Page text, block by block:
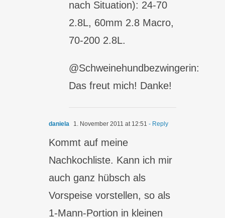
nach Situation): 24-70
2.8L, 60mm 2.8 Macro,
70-200 2.8L.
@Schweinehundbezwingerin:
Das freut mich! Danke!
daniela 1. November 2011 at 12:51 - Reply
Kommt auf meine
Nachkochliste. Kann ich mir
auch ganz hübsch als
Vorspeise vorstellen, so als
1-Mann-Portion in kleinen